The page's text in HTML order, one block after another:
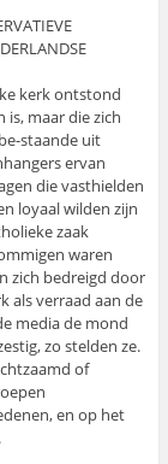
kerk ontstond
maar die zich
staande uit
ervan
die vasthielden
loyaal wilden zijn
zaak
waren
zich bedreigd door
als verraad aan de
media de mond
zo stelden ze.
of
en op het